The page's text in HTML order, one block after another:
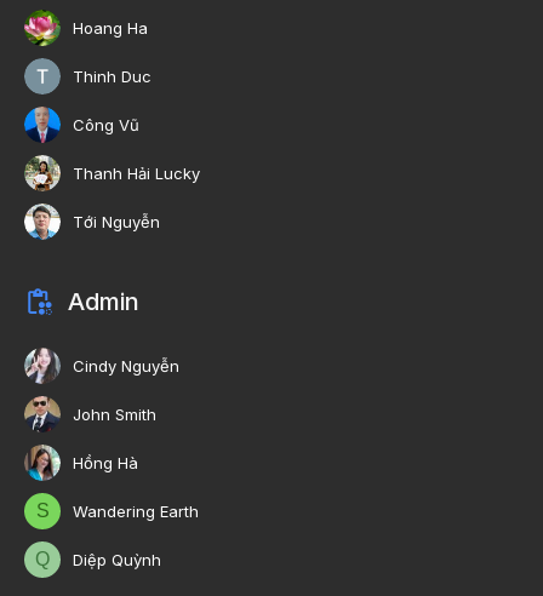
Hoang Ha
Thinh Duc
Công Vũ
Thanh Hải Lucky
Tới Nguyễn
Admin
Cindy Nguyễn
John Smith
Hồng Hà
S Wandering Earth
Q Diệp Quỳnh